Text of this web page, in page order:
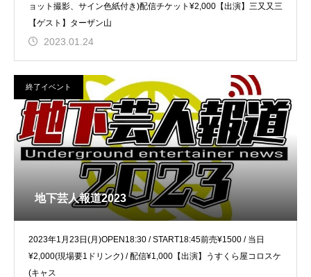
ョット撮影、サイン色紙付き)配信チケット¥2,000【出演】三又又三
【ゲスト】ターザン山
2023.01.24
終了イベント
地下芸人報道2023
2023年1月23日(月)OPEN18:30 / START18:45前売¥1500 / 当日
¥2,000(現場要1ドリンク) / 配信¥1,000【出演】うすくら屋コロスケ
(キャス